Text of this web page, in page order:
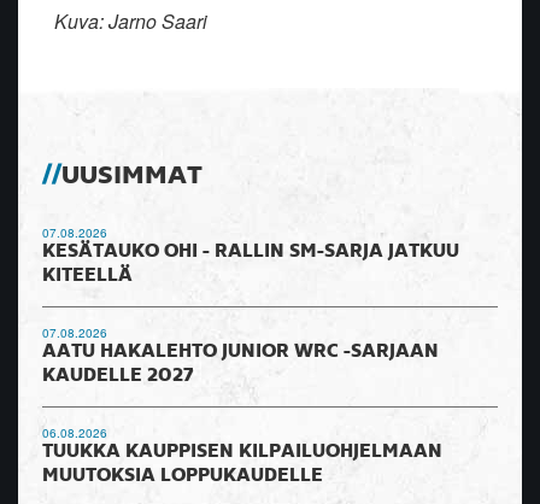
Kuva: Jarno Saari
UUSIMMAT
07.08.2026
KESÄTAUKO OHI - RALLIN SM-SARJA JATKUU
KITEELLÄ
07.08.2026
AATU HAKALEHTO JUNIOR WRC -SARJAAN
KAUDELLE 2027
06.08.2026
TUUKKA KAUPPISEN KILPAILUOHJELMAAN
MUUTOKSIA LOPPUKAUDELLE